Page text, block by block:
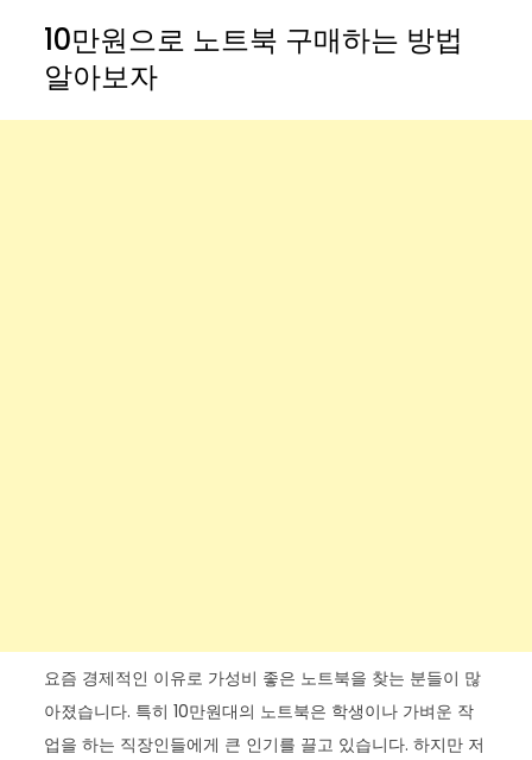
10만원으로 노트북 구매하는 방법
알아보자
요즘 경제적인 이유로 가성비 좋은 노트북을 찾는 분들이 많
아졌습니다. 특히 10만원대의 노트북은 학생이나 가벼운 작
업을 하는 직장인들에게 큰 인기를 끌고 있습니다. 하지만 저